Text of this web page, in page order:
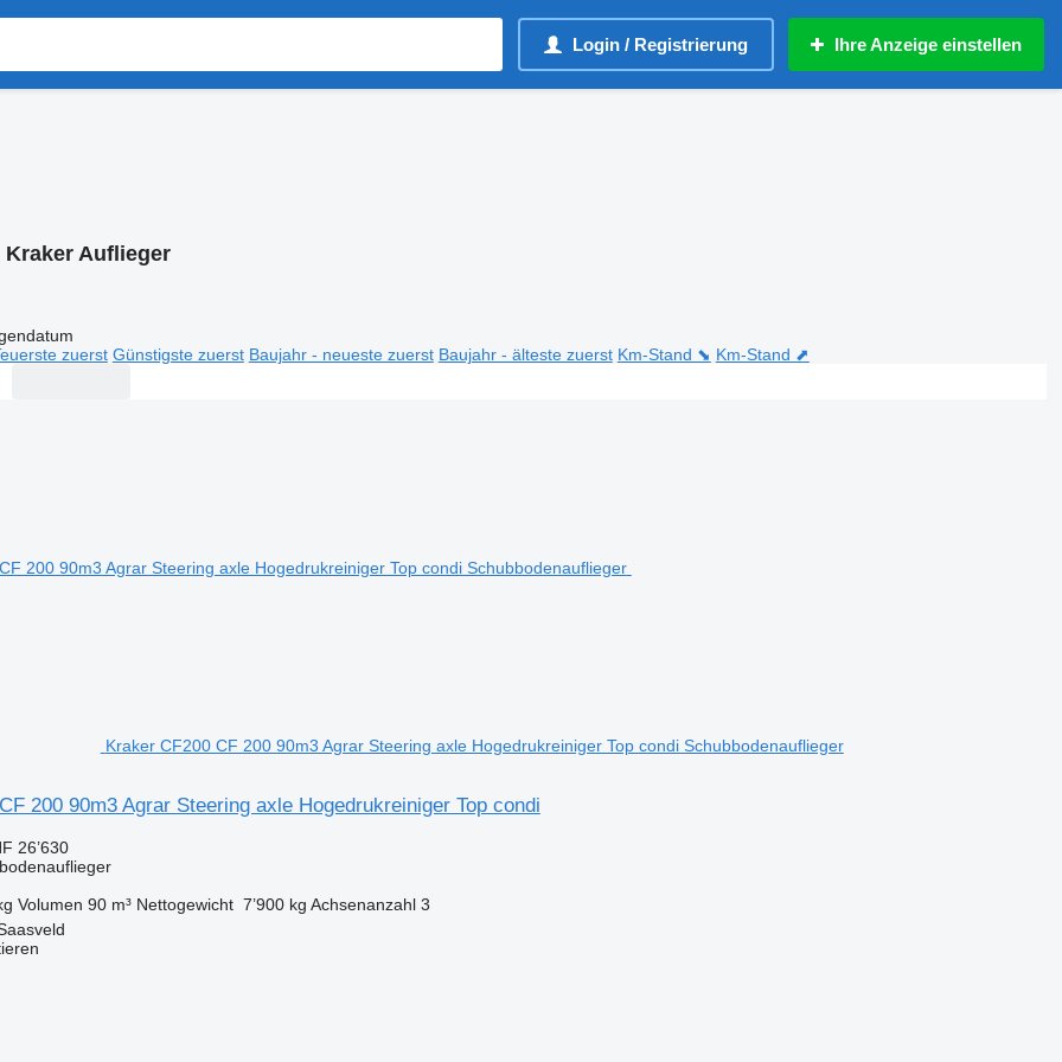
Login / Registrierung Ihre Anzeige einstellen
Kraker Auflieger
zuerst Günstigste zuerst Baujahr - neueste zuerst Baujahr - älteste zuerst Km-Stand ⬊ Km-Stand ⬈
Kraker CF200 CF 200 90m3 Agrar Steering axle Hogedrukreiniger Top condi Schubbodenauflieger
200 90m3 Agrar Steering axle Hogedrukreiniger Top condi
26’630
Volumen 90 m³ Nettogewicht 7’900 kg Achsenanzahl 3